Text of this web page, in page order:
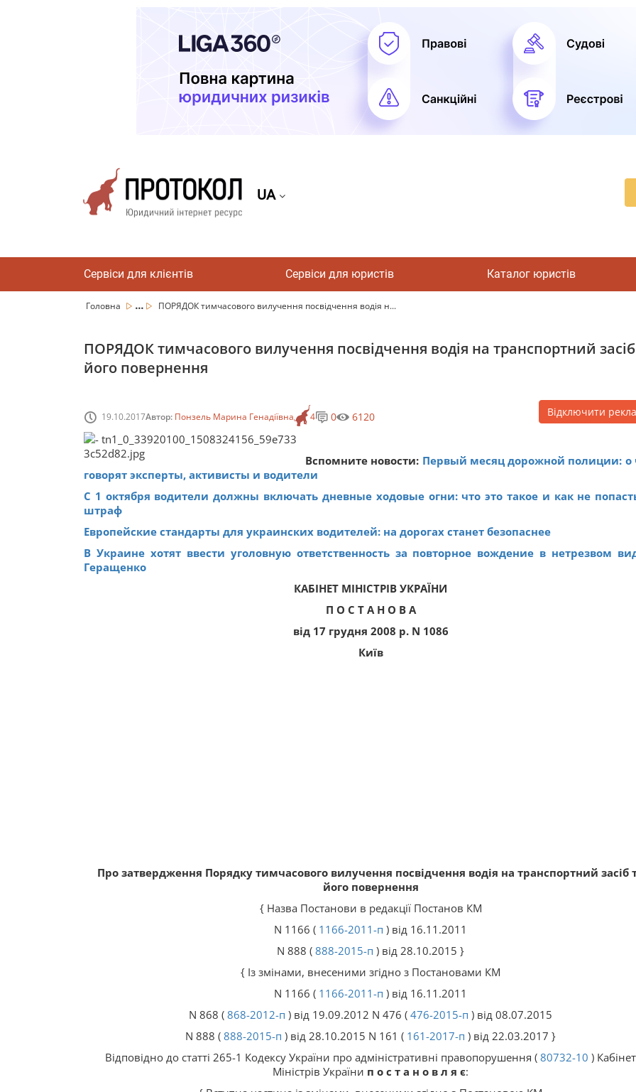
UA
Сервіси для клієнтів Сервіси для юристів Каталог юристів
Головна ... ПОРЯДОК тимчасового вилучення посвідчення водія н...
ПОРЯДОК тимчасового вилучення посвідчення водія на транспортний
його повернення
19.10.2017Автор: Понзель Марина Генадіївна 4 0 6120 Відключити
Вспомните новости: Первый месяц дорожной полиции: о
говорят эксперты, активисты и водители
C 1 октября водители должны включать дневные ходовые огни: что это такое и как не
штраф
Европейские стандарты для украинских водителей: на дорогах станет безопаснее
В Украине хотят ввести уголовную ответственность за повторное вождение в нетрезвом
Геращенко
КАБІНЕТ МІНІСТРІВ УКРАЇНИ
П О С Т А Н О В А
від 17 грудня 2008 р. N 1086
Київ
Про затвердження Порядку тимчасового вилучення посвідчення водія на транспортний засіб
його повернення
{ Назва Постанови в редакції Постанов КМ
N 1166 ( 1166-2011-п ) від 16.11.2011
N 888 ( 888-2015-п ) від 28.10.2015 }
{ Із змінами, внесеними згідно з Постановами КМ
N 1166 ( 1166-2011-п ) від 16.11.2011
N 868 ( 868-2012-п ) від 19.09.2012 N 476 ( 476-2015-п ) від 08.07.2015
N 888 ( 888-2015-п ) від 28.10.2015 N 161 ( 161-2017-п ) від 22.03.2017 }
Відповідно до статті 265-1 Кодексу України про адміністративні правопорушення ( 80732-10 ) Кабінет
Міністрів України п о с т а н о в л я є: